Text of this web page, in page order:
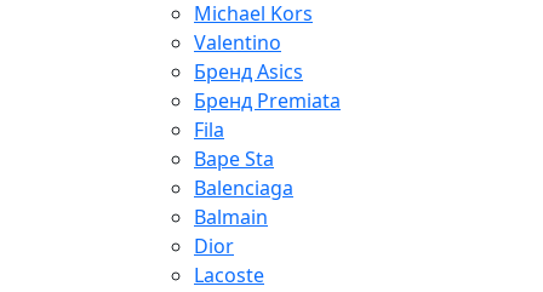
Michael Kors
Valentino
Бренд Asics
Бренд Premiata
Fila
Bape Sta
Balenciaga
Balmain
Dior
Lacoste